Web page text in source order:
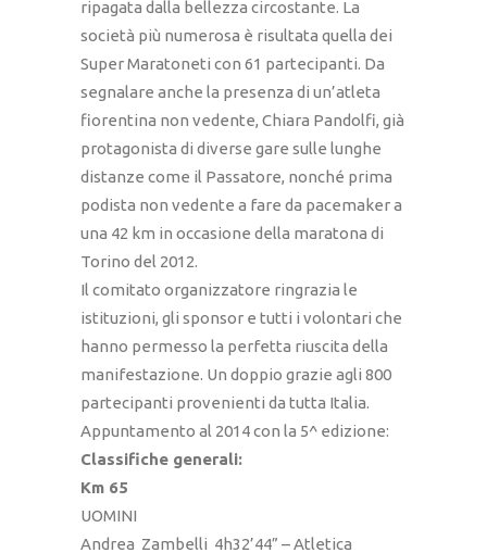
ripagata dalla bellezza circostante. La
società più numerosa è risultata quella dei
Super Maratoneti con 61 partecipanti. Da
segnalare anche la presenza di un’atleta
fiorentina non vedente, Chiara Pandolfi, già
protagonista di diverse gare sulle lunghe
distanze come il Passatore, nonché prima
podista non vedente a fare da pacemaker a
una 42 km in occasione della maratona di
Torino del 2012.
Il comitato organizzatore ringrazia le
istituzioni, gli sponsor e tutti i volontari che
hanno permesso la perfetta riuscita della
manifestazione. Un doppio grazie agli 800
partecipanti provenienti da tutta Italia.
Appuntamento al 2014 con la 5^ edizione:
Classifiche generali:
Km 65
UOMINI
Andrea Zambelli 4h32’44” – Atletica